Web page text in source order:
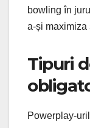
bowling în
a-și maximiza
Tipuri
Powerplay-